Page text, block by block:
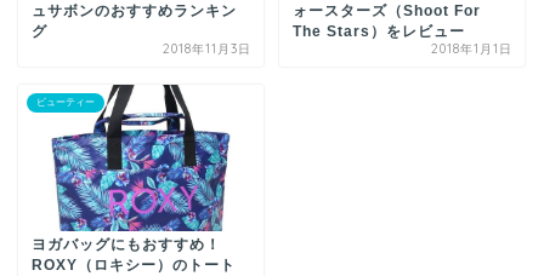
ュサボンのおすすめランキン
グ
2018年11月3日
ォースターズ（Shoot For
The Stars）をレビュー
2018年1月1日
ビューティー
ヨガバッグにもおすすめ！
ROXY（ロキシー）のトート